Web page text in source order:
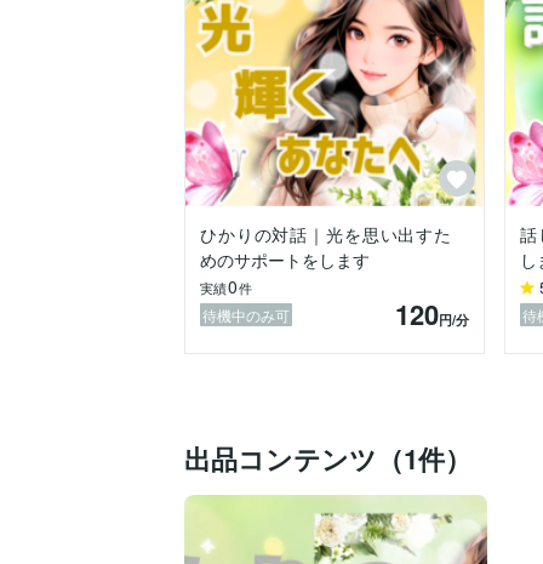
♡ 占い電話相談
スピリチュアルな視点を交えながら、今
♡ 遠隔レイキヒーリング
宇宙・生命の癒しエネルギーをお届けし
♡ レイキアチューメント（伝授）
自分自身を癒し、周りの人・動物・空間
♡ アカシックレコードアチューメント（
あなた自身がアカシックレコードにアク
魂の目的や課題、未来の可能性への理解
どうか安心して、お話しにいらしてくだ
この場所があなたの癒しのオアシスとな
── 愛のひかり☆ヒーラー
ひかりの対話｜光を思い出すた
めのサポートをします
実績0件
待機中のみ可 120円/分
話
待
出品コンテンツ（1件）